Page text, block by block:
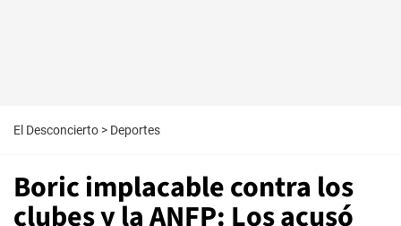
El Desconcierto > Deportes
Boric implacable contra los
clubes y la ANFP: Los acusó